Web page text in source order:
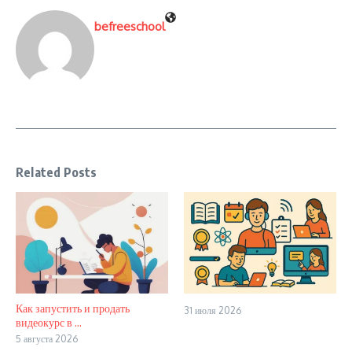
befreeschool
Related Posts
Как запустить и продать
видеокурс в ...
5 августа 2026
31 июля 2026